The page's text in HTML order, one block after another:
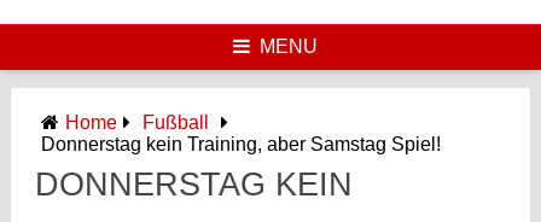
MENU
Home
Fußball
Donnerstag kein Training, aber Samstag Spiel!
DONNERSTAG KEIN